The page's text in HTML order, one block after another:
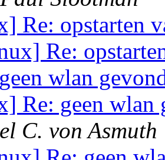
Re: opstarten
Re:
wlan
Re: geen wlan
C. von Asmuth